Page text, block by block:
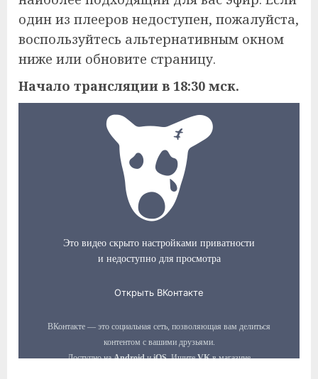
один из плееров недоступен, пожалуйста,
воспользуйтесь альтернативным окном
ниже или обновите страницу.
Начало трансляции в 18:30 мск.